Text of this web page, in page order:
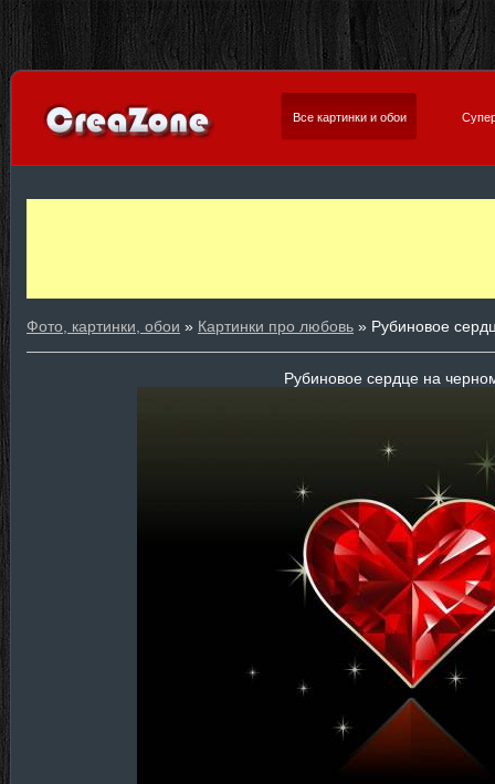
Все картинки и обои
Фото, картинки, обои » Картинки про любовь » Рубиновое
Рубиновое сердце на